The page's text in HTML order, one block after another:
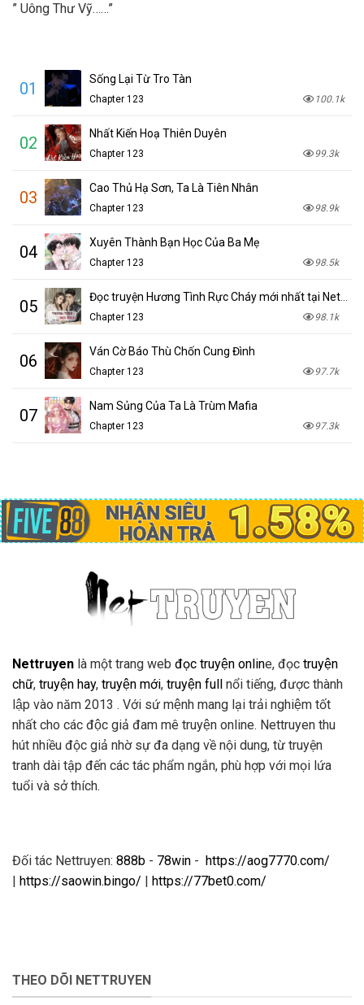
” Uông Thư Vỹ……”
01 Sống Lại Từ Tro Tàn
Chapter 123 100.1k
02 Nhất Kiến Hoạ Thiên Duyên
Chapter 123 99.3k
03 Cao Thủ Hạ Sơn, Ta Là Tiên Nhân
Chapter 123 98.9k
04 Xuyên Thành Bạn Học Của Ba Mẹ
Chapter 123 98.5k
05
Chapter 123 98.1k
06 Ván Cờ Báo Thù Chốn Cung Đình
Chapter 123 97.7k
07 Nam Sủng Của Ta Là Trùm Mafia
Chapter 123 97.3k
Nettruyen là một trang web đọc truyện online, đọc truyện
chữ, truyện hay, truyện mới, truyện full
nổi tiếng, được thành
lập vào năm 2013 . Với sứ mệnh mang lại trải nghiệm tốt
nhất cho các độc giả đam mê truyện online. Nettruyen thu
hút nhiều độc giả nhờ sự đa dạng về nội dung, từ truyện
tranh dài tập đến các tác phẩm ngắn, phù hợp với mọi lứa
tuổi và sở thích.
Đối tác Nettruyen: 888b - 78win - https://aog7770.com/
| https://saowin.bingo/ | https://77bet0.com/
THEO DÕI NETTRUYEN